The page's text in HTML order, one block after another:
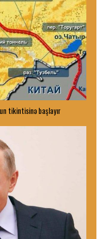
tikintisinə başlayır